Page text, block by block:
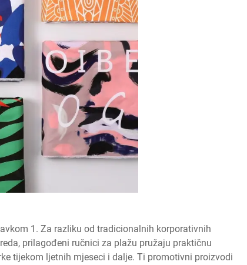
1. Za razliku od tradicionalnih korporativnih
prilagođeni ručnici za plažu pružaju praktičnu
tijekom ljetnih mjeseci i dalje. Ti promotivni proizvodi